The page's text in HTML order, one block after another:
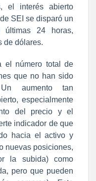
el interés abierto
SEI se disparó un
últimas 24 horas,
de dólares.
el número total de
que no han sido
aumento tan
especialmente
del precio y el
indicador de que
hacia el activo y
nuevas posiciones,
la subida) como
pero que pueden